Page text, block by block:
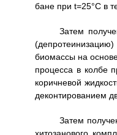
бане при t=25°C в
Затем
биомассы на
процесса в колбе
коричневой
деконтированием
Затем
хитозанового